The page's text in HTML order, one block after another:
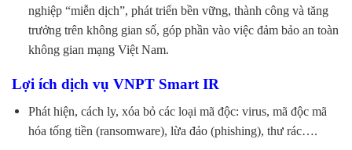
nghiệp “miễn dịch”, phát triển bền vững, thành công và tăng
trưởng trên không gian số, góp phần vào việc đảm bảo an toàn
không gian mạng Việt Nam.
Lợi ích dịch vụ VNPT Smart IR
Phát hiện, cách ly, xóa bỏ các loại mã độc: virus, mã độc mã
hóa tống tiền (ransomware), lừa đảo (phishing), thư rác….